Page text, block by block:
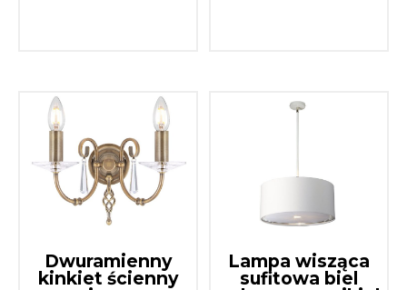
Dwuramienny
kinkiet ścienny
Lampa wisząca
sufitowa biel